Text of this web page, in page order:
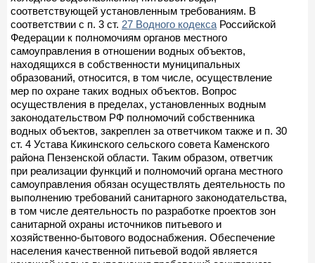
соответствующей установленным требованиям. В
соответствии с п. 3 ст. 27 Водного кодекса Российской
Федерации к полномочиям органов местного
самоуправления в отношении водных объектов,
находящихся в собственности муниципальных
образований, относится, в том числе, осуществление
мер по охране таких водных объектов. Вопрос
осуществления в пределах, установленных водным
законодательством РФ полномочий собственника
водных объектов, закреплен за ответчиком также и п. 30
ст. 4 Устава Кикинского сельского совета Каменского
района Пензенской области. Таким образом, ответчик
при реализации функций и полномочий органа местного
самоуправления обязан осуществлять деятельность по
выполнению требований санитарного законодательства,
в том числе деятельность по разработке проектов зон
санитарной охраны источников питьевого и
хозяйственно-бытового водоснабжения. Обеспечение
населения качественной питьевой водой является